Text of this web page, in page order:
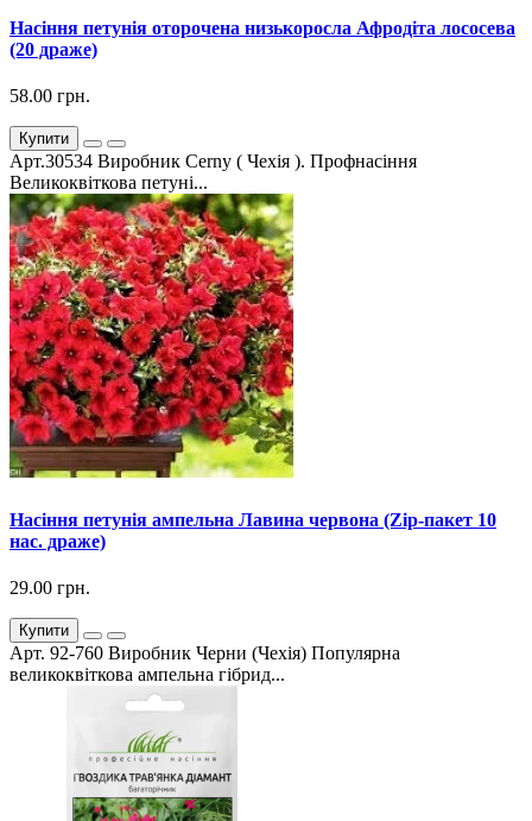
Насіння петунія оторочена низькоросла Афродіта лососева
(20 драже)
58.00 грн.
Купити
Арт.30534 Виробник Cerny ( Чехія ). Профнасіння
Великоквіткова петуні...
Насіння петунія ампельна Лавина червона (Zip-пакет 10
нас. драже)
29.00 грн.
Купити
Арт. 92-760 Виробник Черни (Чехія) Популярна
великоквіткова ампельна гібрид...